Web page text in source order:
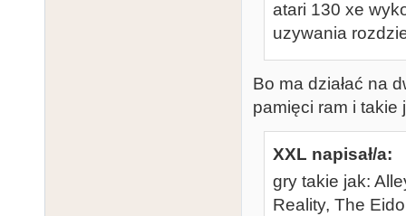
atari 130 xe
uzywania
Bo ma działać na
pamięci ram i takie
XXL napisał/a:
gry takie jak:
Reality, The